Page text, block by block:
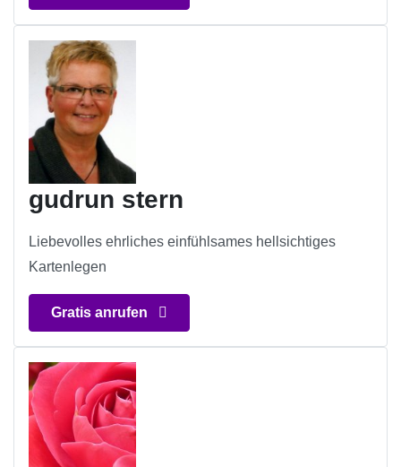
gudrun stern
Liebevolles ehrliches einfühlsames hellsichtiges
Kartenlegen
Gratis anrufen